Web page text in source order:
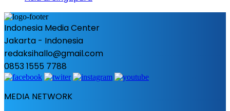
Indonesia Media Center
Jakarta - Indonesia
redaksihallo@gmail.com
0853 1555 7788
MEDIA NETWORK